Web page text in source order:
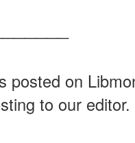
posted on
to our editor.